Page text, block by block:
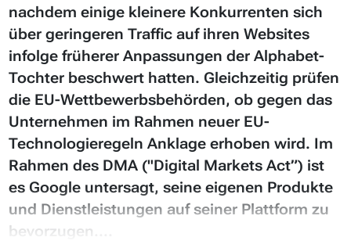
nachdem einige kleinere Konkurrenten sich
über geringeren Traffic auf ihren Websites
infolge früherer Anpassungen der Alphabet-
Tochter beschwert hatten. Gleichzeitig prüfen
die EU-Wettbewerbsbehörden, ob gegen das
Unternehmen im Rahmen neuer EU-
Technologieregeln Anklage erhoben wird. Im
Rahmen des DMA ("Digital Markets Act”) ist
es Google untersagt, seine eigenen Produkte
und Dienstleistungen auf seiner Plattform zu
bevorzugen....